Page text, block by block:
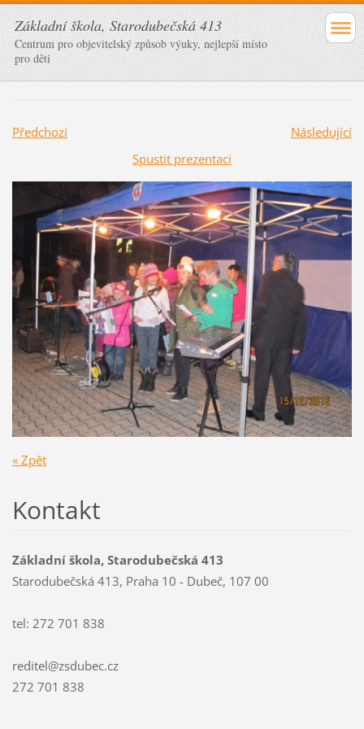
Základní škola, Starodubečská 413
Centrum pro objevitelský způsob výuky, nejlepší místo
pro děti
Předchozí
Následující
Spustit prezentaci
« Zpět
Kontakt
Základní škola, Starodubečská 413
Starodubečská 413, Praha 10 - Dubeč, 107 00
tel: 272 701 838
reditel@zsdubec.cz
272 701 838